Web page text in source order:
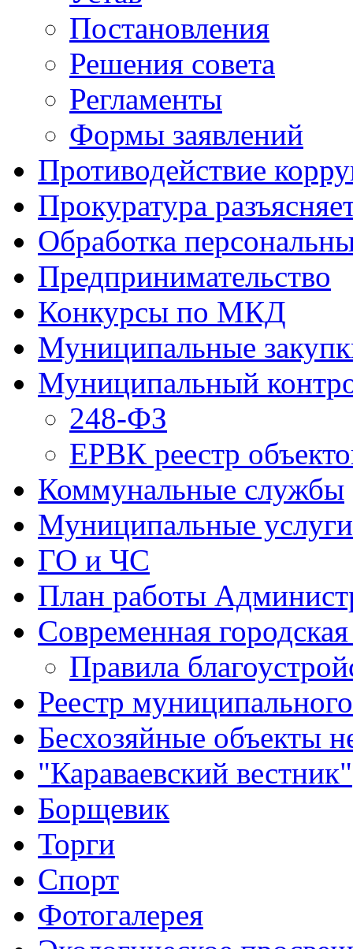
Постановления
Решения совета
Регламенты
Формы заявлений
Противодействие
Прокуратура
Обработка
Предпринимательство
Конкурсы по МКД
Муниципальные
Муниципальный
248-ФЗ
ЕРВК реестр
Коммунальные службы
Муниципальные услуги
ГО и ЧС
План работы
Современная городская
Правила
Реестр
Бесхозяйные объекты
"Караваевский вестник"
Борщевик
Торги
Спорт
Фотогалерея